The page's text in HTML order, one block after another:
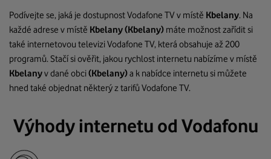
Podívejte se, jaká je dostupnost Vodafone TV v místě Kbelany. Na
každé adrese v místě Kbelany(Kbelany) máte možnost zařídit si
také internetovou televizi Vodafone TV, která obsahuje až 200
programů. Stačí si ověřit, jakou rychlost internetu nabízíme v místě
Kbelanyv dané obci(Kbelany)a k nabídce internetu si můžete
hned také objednat některý z tarifů Vodafone TV.
Výhody internetu od Vodafonu